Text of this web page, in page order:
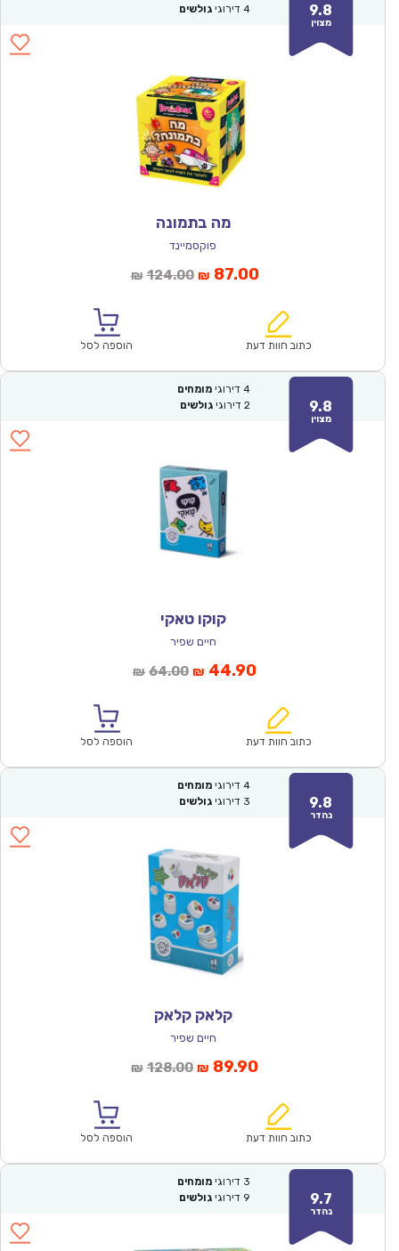
9.8
מצוין
4 דירוגי גולשים
מה בתמונה
פוקסמיינד
₪ 124.00המחיר
₪124.00.
₪ 87.00המחיר
הוא:
כתוב חוות דעת הוספה לסל
9.8
מצוין
4 דירוגי מומחים
2 דירוגי גולשים
קוקו טאקי
חיים שפיר
₪ 64.00המחיר
₪64.00.
₪ 44.90המחיר
הוא:
כתוב חוות דעת הוספה לסל
9.8
נהדר
4 דירוגי מומחים
3 דירוגי גולשים
קלאק קלאק
חיים שפיר
₪ 128.00המחיר
₪128.00.
₪ 89.90המחיר
הוא:
כתוב חוות דעת הוספה לסל
9.7
נהדר
3 דירוגי מומחים
9 דירוגי גולשים